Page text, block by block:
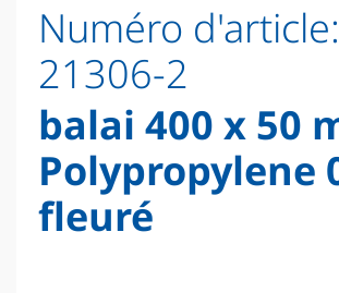
Numéro d'article:
21306-2
balai 400 x 50
Polypropylene
fleuré